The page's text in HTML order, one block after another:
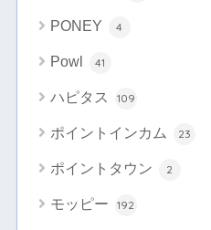
PONEY 4
Powl 41
ハピタス 109
ポイントインカム 23
ポイントタウン 2
モッピー 192